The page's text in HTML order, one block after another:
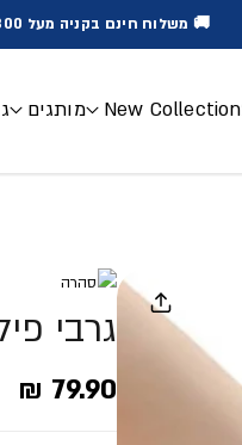
🚚 משלוח חינם בקניה מעל 300 ₪ על ביגוד והנעלה📦
New Collection מותגים
גרבי
מחיר מלא
79.90 ₪